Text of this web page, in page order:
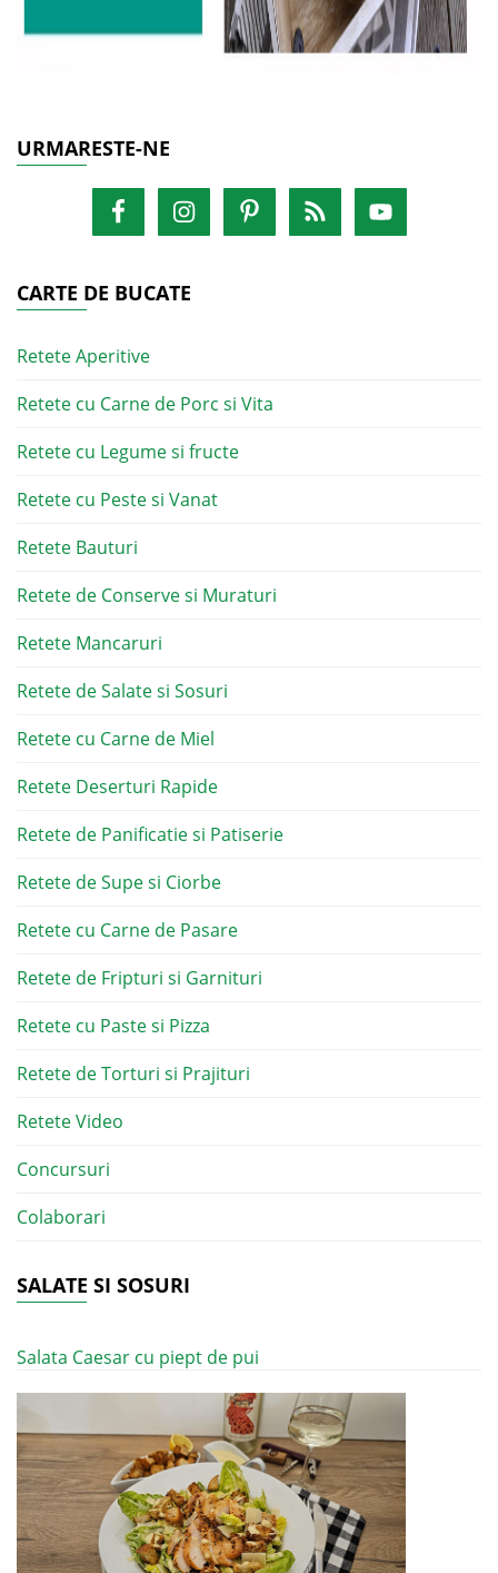
URMARESTE-NE
CARTE DE BUCATE
Retete Aperitive
Retete cu Carne de Porc si Vita
Retete cu Legume si fructe
Retete cu Peste si Vanat
Retete Bauturi
Retete de Conserve si Muraturi
Retete Mancaruri
Retete de Salate si Sosuri
Retete cu Carne de Miel
Retete Deserturi Rapide
Retete de Panificatie si Patiserie
Retete de Supe si Ciorbe
Retete cu Carne de Pasare
Retete de Fripturi si Garnituri
Retete cu Paste si Pizza
Retete de Torturi si Prajituri
Retete Video
Concursuri
Colaborari
SALATE SI SOSURI
Salata Caesar cu piept de pui